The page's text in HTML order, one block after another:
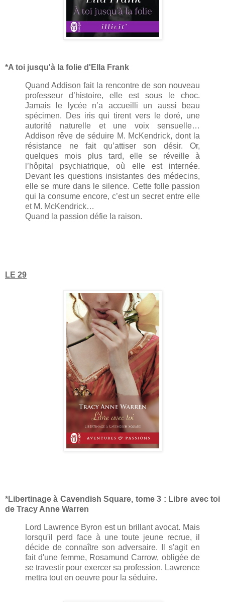
*A toi jusqu'à la folie d'Ella Frank
Quand Addison fait la rencontre de son nouveau
professeur d’histoire, elle est sous le choc.
Jamais le lycée n’a accueilli un aussi beau
spécimen. Des iris qui tirent vers le doré, une
autorité naturelle et une voix sensuelle…
Addison rêve de séduire M. McKendrick, dont la
résistance ne fait qu’attiser son désir. Or,
quelques mois plus tard, elle se réveille à
l’hôpital psychiatrique, où elle est internée.
Devant les questions insistantes des médecins,
elle se mure dans le silence. Cette folle passion
qui la consume encore, c’est un secret entre elle
et M. McKendrick…
Quand la passion défie la raison.
LE 29
*Libertinage à Cavendish Square, tome 3 : Libre avec toi
de Tracy Anne Warren
Lord Lawrence Byron est un brillant avocat. Mais
lorsqu'il perd face à une toute jeune recrue, il
décide de connaître son adversaire. Il s'agit en
fait d'une femme, Rosamund Carrow, obligée de
se travestir pour exercer sa profession. Lawrence
mettra tout en oeuvre pour la séduire.